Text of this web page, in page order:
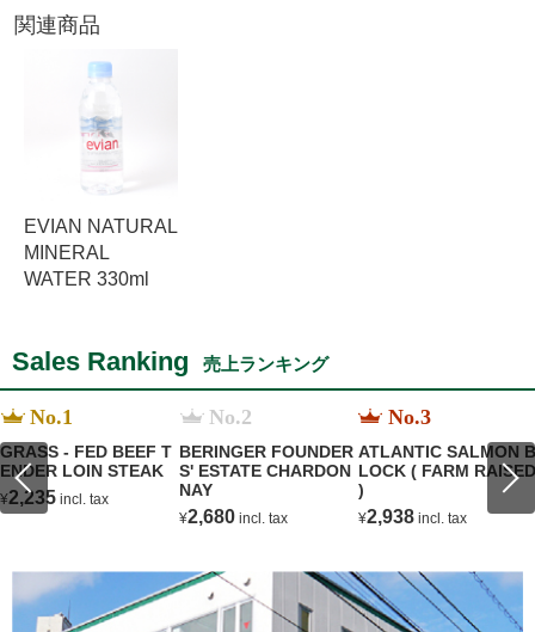
関連商品
EVIAN NATURAL
MINERAL
WATER 330ml
Sales Ranking 売上ランキング
No.1
GRASS - FED BEEF T
ENDER LOIN STEAK
¥2,235 incl. tax
No.2
BERINGER FOUNDER
S' ESTATE CHARDON
NAY
¥2,680 incl. tax
No.3
ATLANTIC SALMON B
LOCK ( FARM RAISED
)
¥2,938 incl. tax